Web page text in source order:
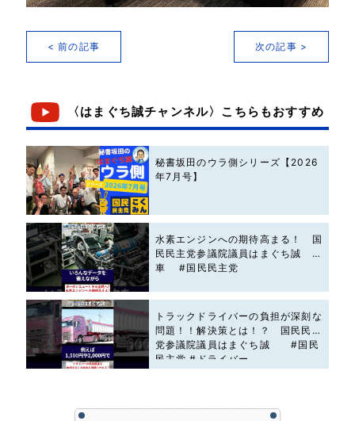
< 前の記事 次の記事 >
〈はまぐち誠チャンネル〉こちらもおすすめ
秘書坂田のウラ側シリーズ【2026
年7月号】
水素エンジンへの期待高まる！ 国
民民主党参議院議員はまぐち誠 #
車 #国民民主党
トラックドライバーの負担が深刻な
問題！！解決策とは！？ 国民民主
党参議院議員はまぐち誠 #国民
民主党 #ドライバー